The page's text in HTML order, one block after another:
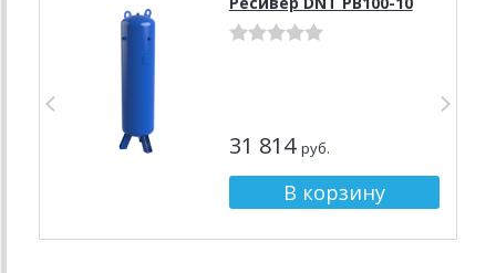
31 814 руб.